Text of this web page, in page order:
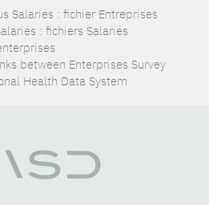
Salariés : fichier Entreprises
: fichiers Salariés
between Enterprises Survey
Health Data System